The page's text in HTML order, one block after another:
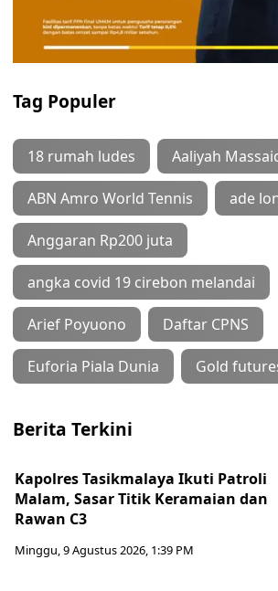
Tag Populer
18 rumah ludes Aaliyah
ABN Amro World Tennis ade
Anggaran Rp200 juta
angka covid 19 cirebon melandai
Arief Poyuono Daftar CPNS
Euforia Piala Dunia Gold
Berita Terkini
Kapolres Tasikmalaya Ikuti Patroli
Malam, Sasar Titik Keramaian dan
Rawan C3
Minggu, 9 Agustus 2026, 1:39 PM